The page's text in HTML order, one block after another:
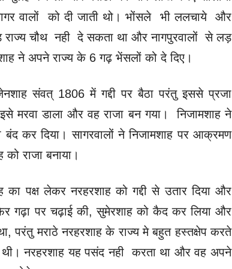
वालों को दी जाती थो। भोंसले भी ललचाये और
राज्य चौथ नही दे सकता था और नागपुरवालों से लड़
ने अपने राज्य के 6 गढ़ भेंसलों को दे दिए।
संवत्‌ 1806 में गद्दी पर बैठा परंतु इससे प्रजा
मरवा डाला और वह राजा बन गया। निजामशाह ने
कर दिया। सागरवालों ने निजामशाह पर आक्रमण
राजा बनाया।
पक्ष लेकर नरहरशाह को गद्दी से उतार दिया और
गढ़ा पर चढ़ाई की, सुमेरशाह को कैद कर लिया और
परंतु मराठे नरहरशाह के राज्य मे बहुत हस्तक्षेप करते
नरहरशाह यह पसंद नही करता था और वह अपने